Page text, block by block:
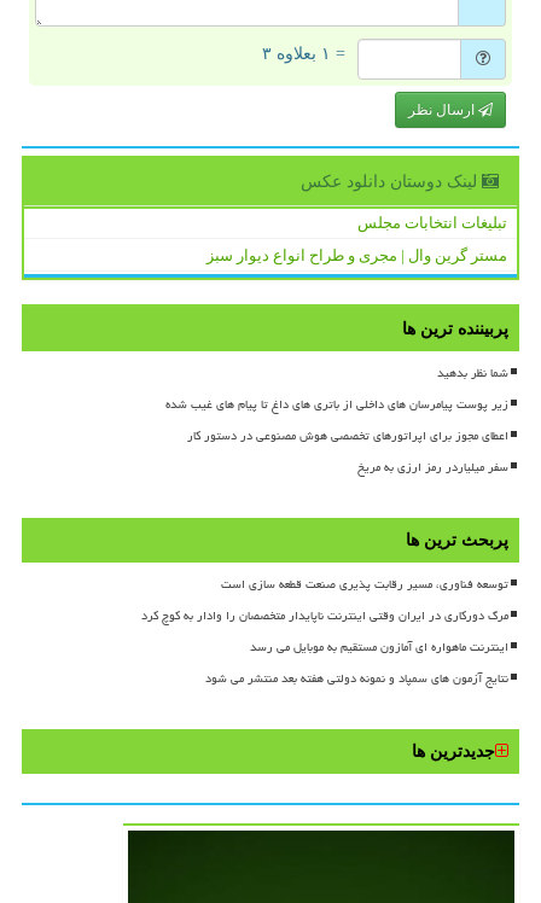
= ۱ بعلاوه ۳
ارسال نظر
لینک دوستان دانلود عكس
تبلیغات انتخابات مجلس
مستر گرین وال | مجری و طراح انواع دیوار سبز
پربیننده ترین ها
شما نظر بدهید
زیر پوست پیامرسان های داخلی از باتری های داغ تا پیام های غیب شده
اعطای مجوز برای اپراتورهای تخصصی هوش مصنوعی در دستور کار
سفر میلیاردر رمز ارزی به مریخ
پربحث ترین ها
توسعه فناوری، مسیر رقابت پذیری صنعت قطعه سازی است
مرگ دورکاری در ایران وقتی اینترنت ناپایدار متخصصان را وادار به کوچ کرد
اینترنت ماهواره ای آمازون مستقیم به موبایل می رسد
نتایج آزمون های سمپاد و نمونه دولتی هفته بعد منتشر می شود
جدیدترین ها